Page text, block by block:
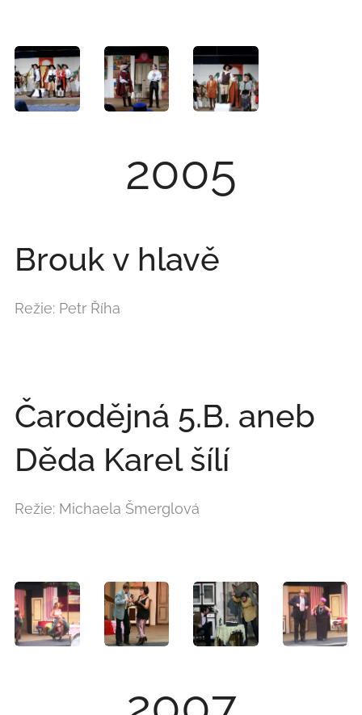
2005
Brouk v hlavě
Režie: Petr Říha
Čarodějná 5.B. aneb
Děda Karel šílí
Režie: Michaela Šmerglová